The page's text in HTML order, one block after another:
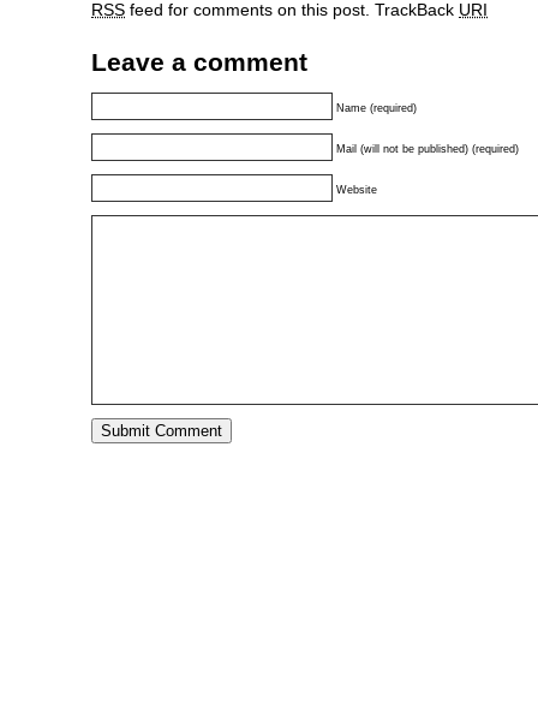
RSS feed for comments on this post. TrackBack URI
Leave a comment
Name (required)
Mail (will not be published) (required)
Website